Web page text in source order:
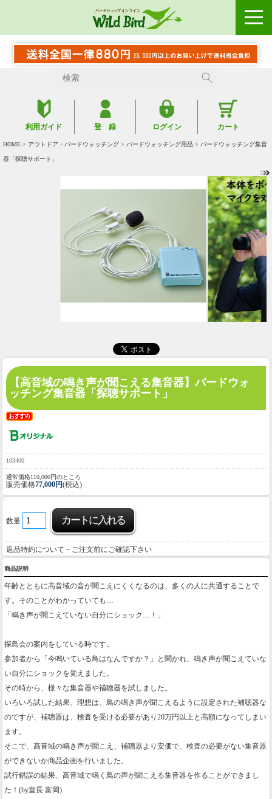
利用ガイド 登 録 ログイン カート
HOME > アウトドア・バードウォッチング > バードウォッチング用品 > バードウォッチング集音
器「探聴サポート」
【高音域の鳴き声が聞こえる集音器】バードウォ
ッチング集音器「探聴サポート」
103400
通常価格110,000円のところ
販売価格77,000円(税込)
数量
返品特約について－ご注文前にご確認下さい
商品説明
年齢とともに高音域の音が聞こえにくくなるのは、多くの人に共通することで
す。そのことがわかっていても…
「鳴き声が聞こえていない自分にショック…！」
探鳥会の案内をしている時です。
参加者から「今鳴いている鳥はなんですか？」と聞かれ、鳴き声が聞こえていな
い自分にショックを覚えました。
その時から、様々な集音器や補聴器を試しました。
いろいろ試した結果、理想は、鳥の鳴き声が聞こえるように設定された補聴器な
のですが、補聴器は、検査を受ける必要があり20万円以上と高額になってしまい
ます。
そこで、高音域の鳴き声が聞こえ、補聴器より安価で、検査の必要がない集音器
ができないか商品企画を行いました。
試行錯誤の結果、高音域で鳴く鳥の声が聞こえる集音器を作ることができまし
た！(by室長 富岡)